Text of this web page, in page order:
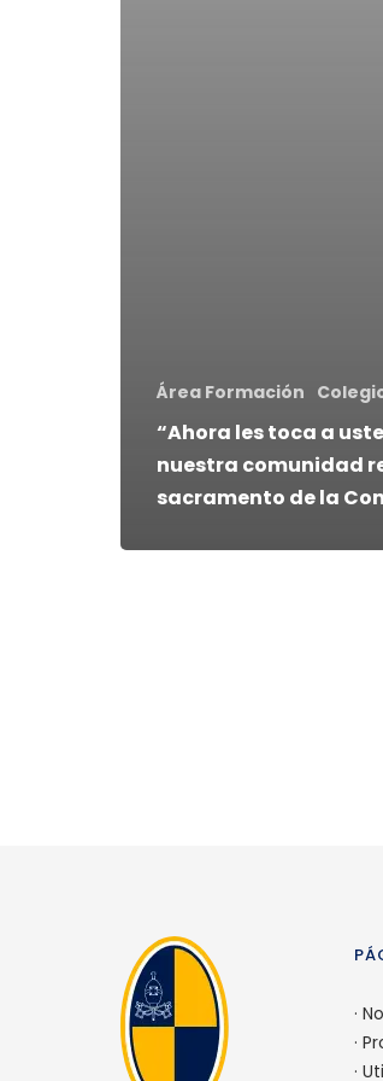
Área Formación
“Ahora les toca a
nuestra comunidad
sacramento de la
·
·
·